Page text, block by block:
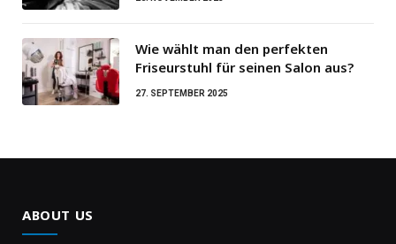
Wie wählt man den perfekten
Friseurstuhl für seinen Salon aus?
27. SEPTEMBER 2025
ABOUT US